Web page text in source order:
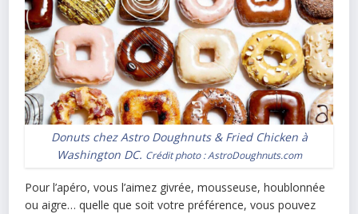
Donuts chez Astro Doughnuts & Fried Chicken à
Washington DC. Crédit photo :AstroDoughnuts.com
Pour l’apéro, vous l’aimez givrée, mousseuse, houblonnée
ou aigre… quelle que soit votre préférence, vous pouvez